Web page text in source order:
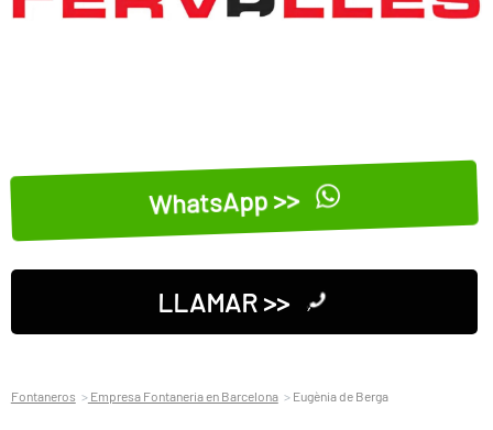
WhatsApp >>
LLAMAR >>
Fontaneros Empresa Fontaneria en Barcelona Eugènia de Berga